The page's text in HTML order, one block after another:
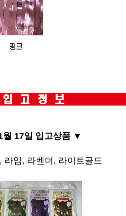
17일 입고상품 ▼
라임, 라벤더, 라이트골드